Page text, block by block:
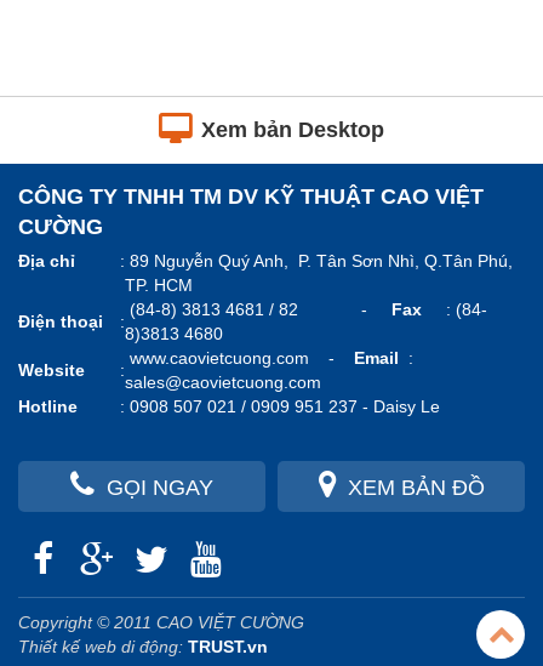
Xem bản Desktop
CÔNG TY TNHH TM DV KỸ THUẬT CAO VIỆT
CƯỜNG
Địa chỉ : 89 Nguyễn Quý Anh, P. Tân Sơn Nhì, Q.Tân Phú,
TP. HCM
Điện thoại
:
(84-8) 3813 4681 / 82 - Fax
: (84-
8)3813 4680
Website
:
www.caovietcuong.com - Email :
sales@caovietcuong.com
Hotline
: 0908 507 021 / 0909 951 237 - Daisy Le
GỌI NGAY XEM BẢN ĐỒ
Copyright © 2011 CAO VIỆT CƯỜNG
Thiết kế web di động: TRUST.vn